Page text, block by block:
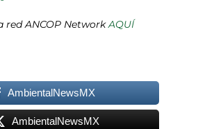
red ANCOP NetworkAQUÍ
AmbientalNewsMX
AmbientalNewsMX